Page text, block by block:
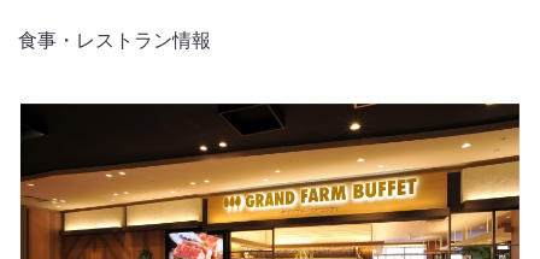
食事・レストラン情報